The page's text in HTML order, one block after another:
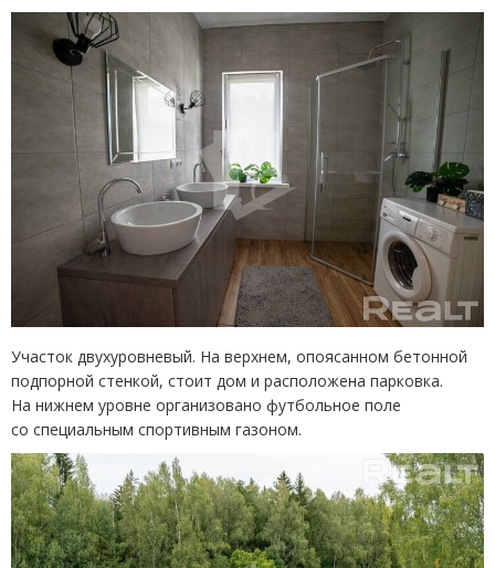
Участок двухуровневый. На верхнем, опоясанном бетонной
подпорной стенкой, стоит дом и расположена парковка.
На нижнем уровне организовано футбольное поле
со специальным спортивным газоном.